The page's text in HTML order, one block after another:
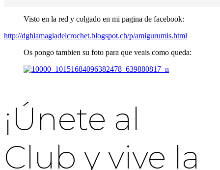
Visto en la red y colgado en mi pagina de facebook:
http://dghlamagiadelcrochet.blogspot.ch/p/amigurumis.html
Os pongo tambien su foto para que veais como queda:
¡Únete al
Club y vive la